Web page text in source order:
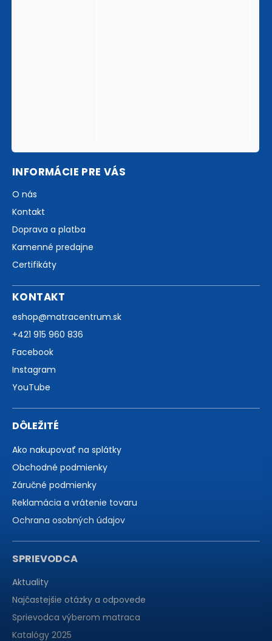
INFORMÁCIE PRE VÁS
O nás
Kontakt
Doprava a platba
Kamenné predajne
Certifikáty
KONTAKT
eshop@matracentrum.sk
+421 915 960 836
Facebook
Instagram
YouTube
DÔLEŽITÉ
Ako nakupovať na splátky
Obchodné podmienky
Záručné podmienky
Reklamácia a vrátenie tovaru
Ochrana osobných údajov
SPRIEVODCA
Aktuality
Najčastejšie otázky a odpovede
Sprievodca výberom matraca
Katalógy 2025